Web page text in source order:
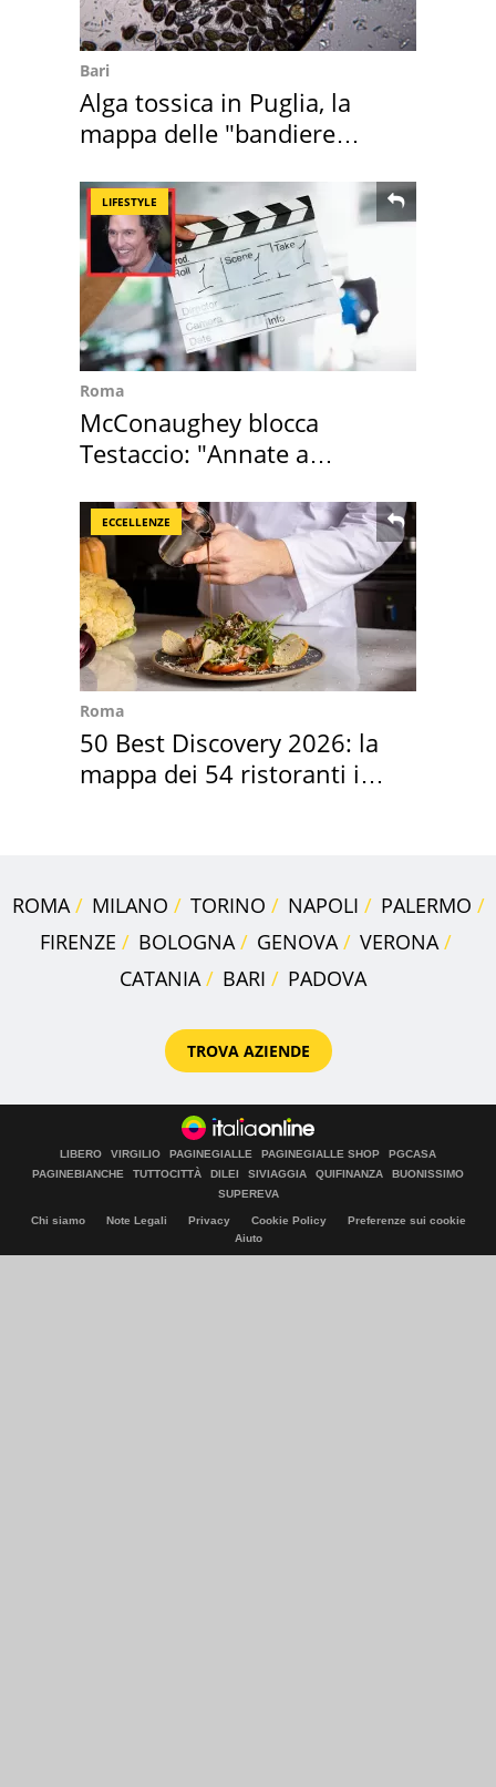
Bari
Alga tossica in Puglia, la
mappa delle "bandiere
LIFESTYLE
Roma
McConaughey blocca
Testaccio: "Annate a
ECCELLENZE
Roma
50 Best Discovery 2026: la
mappa dei 54 ristoranti in
ROMA MILANO TORINO NAPOLI
PALERMO
FIRENZE
BOLOGNA GENOVA
VERONA
CATANIA
BARI PADOVA
TROVA AZIENDE
LIBERO VIRGILIO PAGINEGIALLE PAGINEGIALLE SHOP
PGCASA
PAGINEBIANCHE
TUTTOCITTÀ DILEI SIVIAGGIA QUIFINANZA
BUONISSIMO
SUPEREVA
Chi siamo Note Legali Privacy Cookie Policy
Preferenze sui cookie
Aiuto